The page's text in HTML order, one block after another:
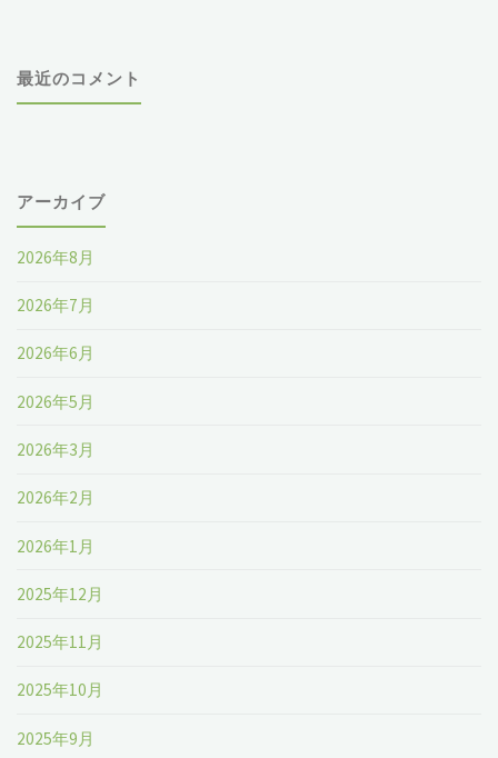
最近のコメント
アーカイブ
2026年8月
2026年7月
2026年6月
2026年5月
2026年3月
2026年2月
2026年1月
2025年12月
2025年11月
2025年10月
2025年9月